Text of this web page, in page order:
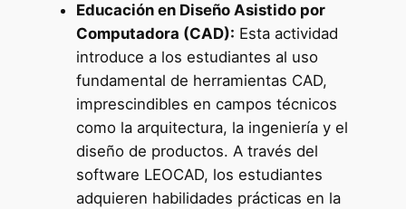
Educación en Diseño Asistido por
Computadora (CAD): Esta actividad
introduce a los estudiantes al uso
fundamental de herramientas CAD,
imprescindibles en campos técnicos
como la arquitectura, la ingeniería y el
diseño de productos. A través del
software LEOCAD, los estudiantes
adquieren habilidades prácticas en la